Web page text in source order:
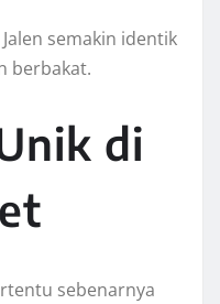
semakin identik
berbakat.
di
sebenarnya